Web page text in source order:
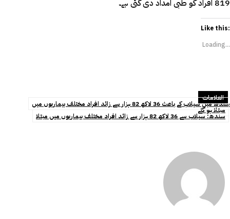
819 افراد کو طبی امداد دی گئی ہے۔
Like this:
Loading...
العلامات
سندھ میں سیلاب کے باعث 36 لاکھ 82 ہزار سے زائد افراد مختلف بیماریوں میں
مبتلا ہو گئے
سندھ: سیلاب سے 36 لاکھ 82 ہزار سے زائد افراد مختلف بیماریوں میں مبتلا